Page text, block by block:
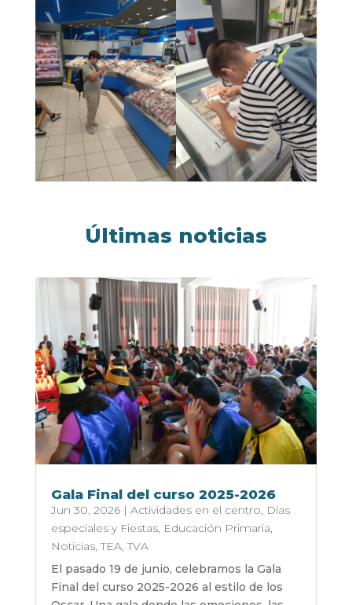
Últimas noticias
Gala Final del curso 2025-2026
Jun 30, 2026| Actividades en el centro, Días
especiales y Fiestas, Educación Primaria,
Noticias,TEA,TVA
El pasado 19 de junio, celebramos la Gala
Final del curso 2025-2026 al estilo de los